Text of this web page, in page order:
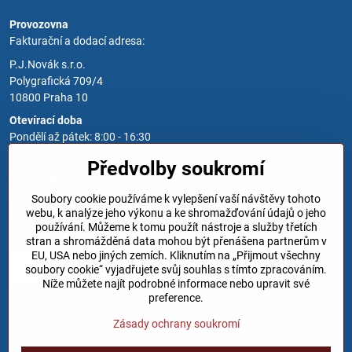
Provozovna
Fakturační a dodací adresa:
P.J.Novák s.r.o.
Polygrafická 709/4
10800 Praha 10
Otevírací doba
Pondělí až pátek: 8:00 - 16:30
Zavoláme Vám zpět
Váš telefon*
Předvolby soukromí
Soubory cookie používáme k vylepšení vaší návštěvy tohoto
webu, k analýze jeho výkonu a ke shromažďování údajů o jeho
používání. Můžeme k tomu použít nástroje a služby třetích
stran a shromážděná data mohou být přenášena partnerům v
EU, USA nebo jiných zemích. Kliknutím na „Přijmout všechny
soubory cookie“ vyjadřujete svůj souhlas s tímto zpracováním.
Níže můžete najít podrobné informace nebo upravit své
preference.
Zásady ochrany soukromí